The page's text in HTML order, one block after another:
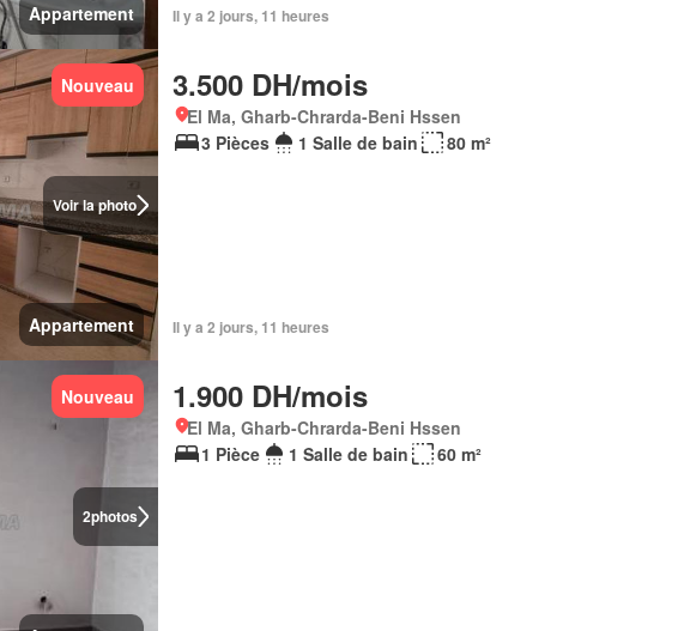
Appartement Il y a 2 jours, 11 heures
Voir la photo
Nouveau
Appartement
3.500 DH/mois
El Ma, Gharb-Chrarda-Beni Hssen
3 Pièces
1 Salle de bain 80 m²
Il y a 2 jours, 11 heures
2photos
Nouveau 1.900 DH/mois
El Ma, Gharb-Chrarda-Beni Hssen
1 Pièce
1 Salle de bain 60 m²